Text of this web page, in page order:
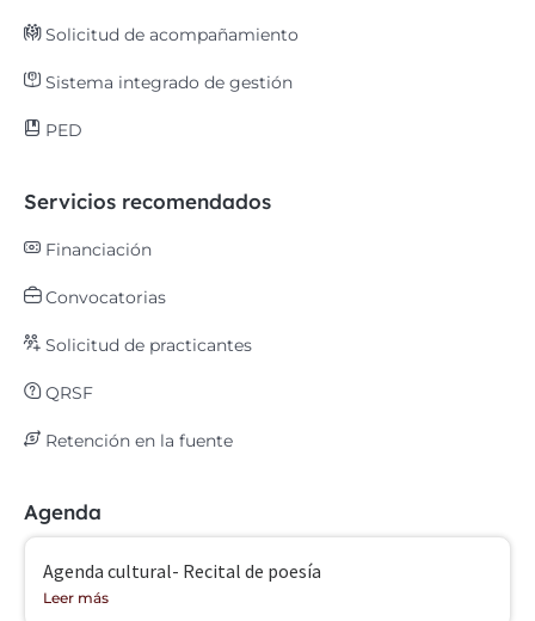
Solicitud de acompañamiento
Sistema integrado de gestión
PED
Servicios recomendados
Financiación
Convocatorias
Solicitud de practicantes
QRSF
Retención en la fuente
Agenda
Agenda cultural- Recital de poesía
Leer más